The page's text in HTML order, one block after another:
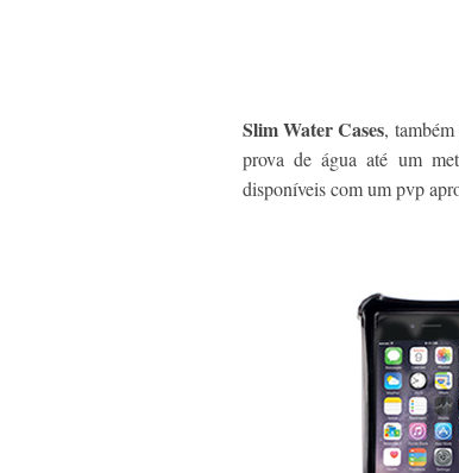
Slim Water Cases,
prova de água até um
disponíveis com um pvp